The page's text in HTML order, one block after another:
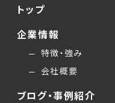
トップ
企業情報
特徴・強み
会社概要
ブログ・事例紹介